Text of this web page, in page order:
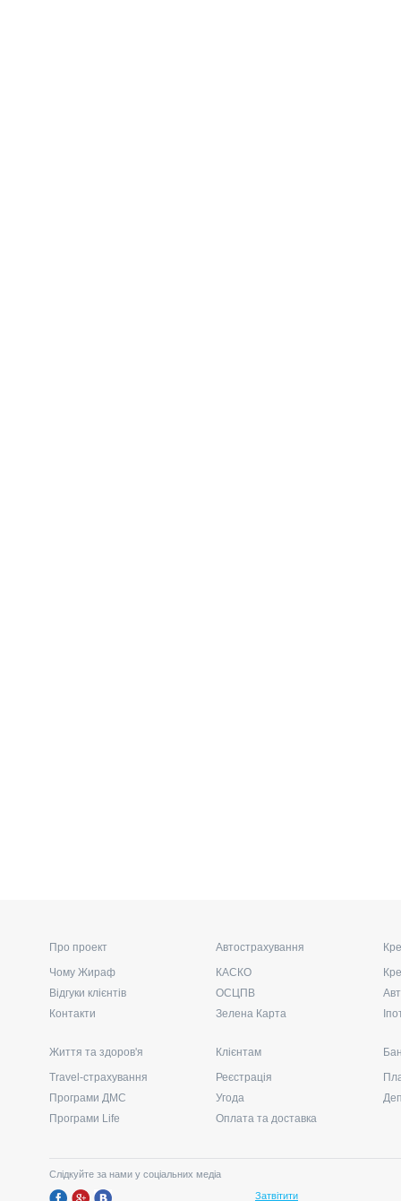
Про проект
Чому Жираф
Відгуки клієнтів
Контакти
Автострахування
КАСКО
ОСЦПВ
Зелена Карта
Життя та здоров'я
Travel-страхування
Програми ДМС
Програми Life
Клієнтам
Реєстрація
Угода
Оплата та доставка
Слідкуйте за нами у соціальних медіа
Затвітити